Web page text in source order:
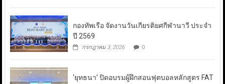
กองทัพเรือ จัดงานวันเกียรติยศกีฬานาวี ประจำ
ปี 2569
กรกฎาคม 3, 2026 0
‘ยุทธนา’ ปิดอบรมผู้ฝึกสอนฟุตบอลหลักสูตร FAT